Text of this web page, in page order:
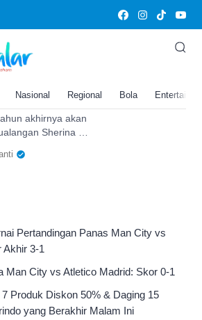
Nasional Regional Bola
Tayang
Sherina 2:
Berlalu
akhirnya akan
Sherina 2
28
Pertandingan Panas Man City vs
Akhir 3-1
Man City vs Atletico Madrid: Skor 0-1
Produk Diskon 50% & Daging 15
yang Berakhir Malam Ini